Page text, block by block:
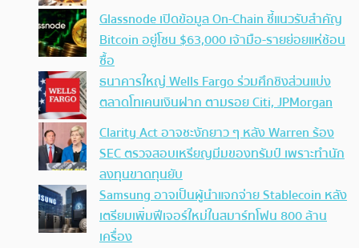
Glassnode เปิดข้อมูล On-Chain ชี้แนวรับสำคัญ
Bitcoin อยู่โซน $63,000 เจ้ามือ-รายย่อยแห่ช้อน
ซื้อ
ธนาคารใหญ่ Wells Fargo ร่วมศึกชิงส่วนแบ่ง
ตลาดโทเคนเงินฝาก ตามรอย Citi, JPMorgan
Clarity Act อาจชะงักยาว ๆ หลัง Warren ร้อง
SEC ตรวจสอบเหรียญมีมของทรัมป์ เพราะทำนัก
ลงทุนขาดทุนยับ
Samsung อาจเป็นผู้นำแจกจ่าย Stablecoin หลัง
เตรียมเพิ่มฟีเจอร์ใหม่ในสมาร์ทโฟน 800 ล้าน
เครื่อง